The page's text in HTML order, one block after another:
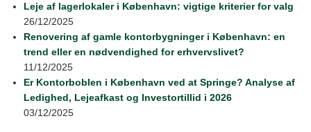
Leje af lagerlokaler i København: vigtige kriterier for valg
26/12/2025
Renovering af gamle kontorbygninger i København: en
trend eller en nødvendighed for erhvervslivet?
11/12/2025
Er Kontorboblen i København ved at Springe? Analyse af
Ledighed, Lejeafkast og Investortillid i 2026
03/12/2025